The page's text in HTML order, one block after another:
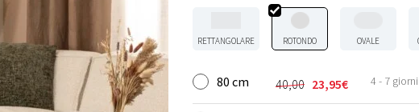
RETTANGOLARE ROTONDO OVALE
80 cm 40,00
Il
prezzo
23,95€
Il
prezzo
4 - 7 giorni